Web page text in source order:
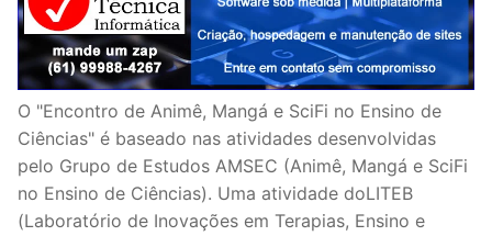
O "Encontro de Animê, Mangá e SciFi no Ensino de
Ciências" é baseado nas atividades desenvolvidas
pelo Grupo de Estudos AMSEC (Animê, Mangá e SciFi
no Ensino de Ciências). Uma atividade doLITEB
(Laboratório de Inovações em Terapias, Ensino e